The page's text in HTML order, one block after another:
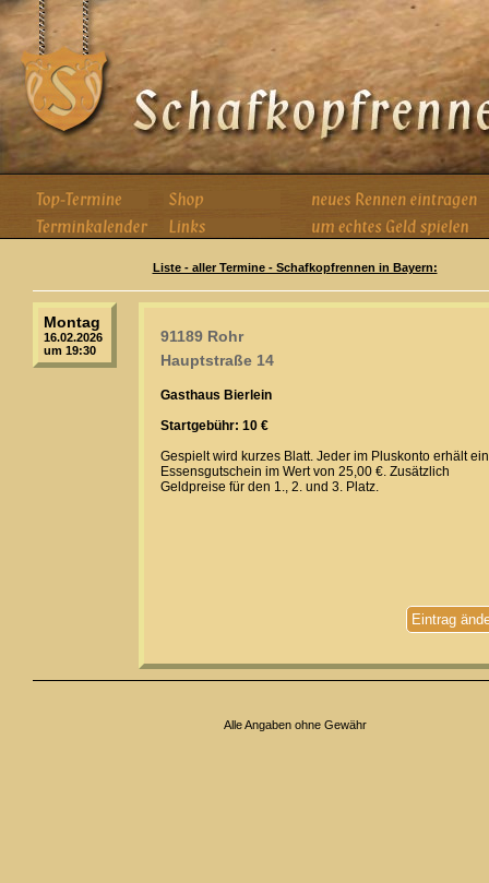
Liste - aller Termine - Schafkopfrennen in Bayern:
Montag
16.02.2026
um 19:30
91189 Rohr
Hauptstraße 14
Gasthaus Bierlein
Startgebühr: 10 €
Gespielt wird kurzes Blatt. Jeder im Pluskonto erhält
Essensgutschein im Wert von 25,00 €. Zusätzlich
Geldpreise für den 1., 2. und 3. Platz.
Eintrag
Alle Angaben ohne Gewähr